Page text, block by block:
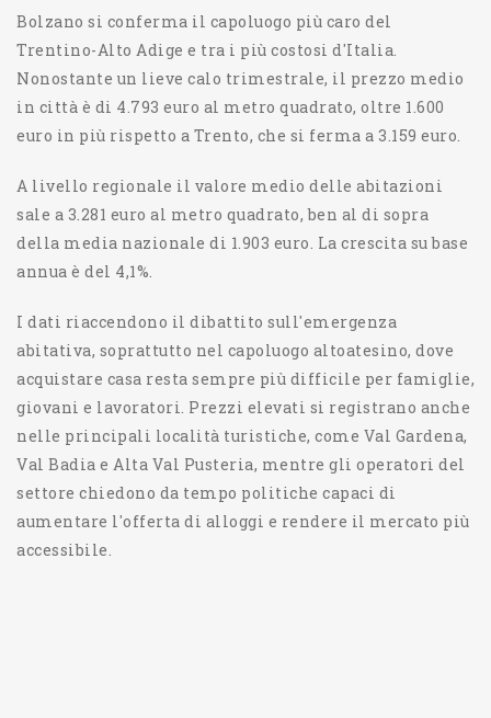
Bolzano si conferma il capoluogo più caro del
Trentino-Alto Adige e tra i più costosi d'Italia.
Nonostante un lieve calo trimestrale, il prezzo medio
in città è di 4.793 euro al metro quadrato, oltre 1.600
euro in più rispetto a Trento, che si ferma a 3.159 euro.
A livello regionale il valore medio delle abitazioni
sale a 3.281 euro al metro quadrato, ben al di sopra
della media nazionale di 1.903 euro. La crescita su base
annua è del 4,1%.
I dati riaccendono il dibattito sull'emergenza
abitativa, soprattutto nel capoluogo altoatesino, dove
acquistare casa resta sempre più difficile per famiglie,
giovani e lavoratori. Prezzi elevati si registrano anche
nelle principali località turistiche, come Val Gardena,
Val Badia e Alta Val Pusteria, mentre gli operatori del
settore chiedono da tempo politiche capaci di
aumentare l'offerta di alloggi e rendere il mercato più
accessibile.